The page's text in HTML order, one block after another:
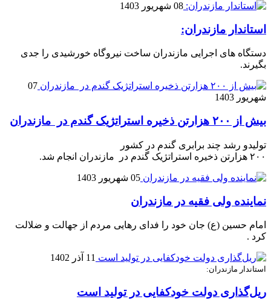
08 شهریور 1403
استاندار مازندران:
دستگاه های اجرایی مازندران ساخت نیروگاه خورشیدی را جدی
بگیرند.
07
شهریور 1403
بیش از ۲۰۰ هزارتن ذخیره استراتژیک گندم در مازندران
تولیدو رشد چند برابری گندم در کشور
۲۰۰ هزارتن ذخیره استراتژیک گندم در مازندران انجام شد.
05 شهریور 1403
نماينده ولی فقیه در مازندران
امام حسین (ع) جان خود را فدای رهایی مردم از جهالت و ضلالت
کرد .
11 آذر 1402
استاندار مازندران:
ریل‌گذاری دولت خودکفایی در تولید است